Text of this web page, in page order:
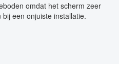
omdat het scherm zeer
een onjuiste installatie.